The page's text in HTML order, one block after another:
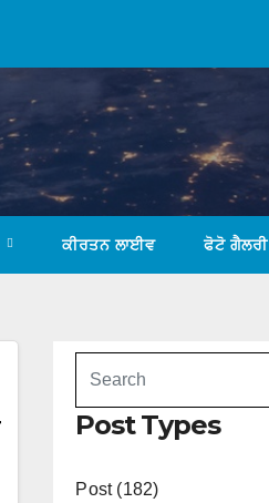
ਕੀਰਤਨ ਲਾਈਵ ਫੋਟੋ ਗੈਲਰੀ
Post Types
Post (182)